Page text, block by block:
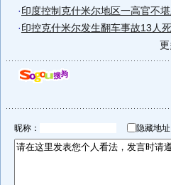
·印度控制克什米尔地区一高官不
·印控克什米尔发生翻车事故13人
昵称： 隐藏地